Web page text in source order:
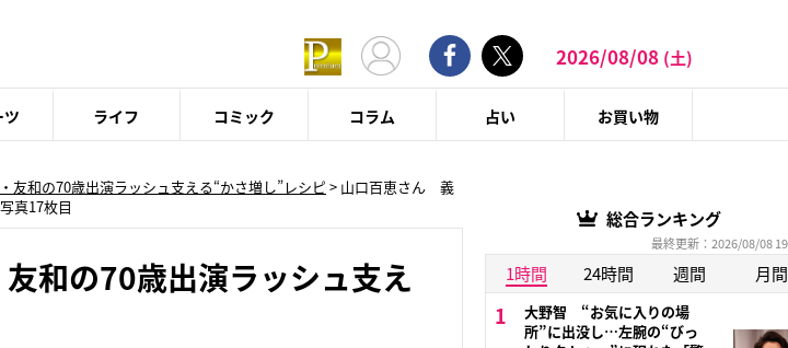
2026/08/08 (土)
ツ ライフ コミック コラム 占い お買い物
和の70歳出演ラッシュ支える“かさ増し”レシピ > 山口百恵さん 義
真17枚目
和の70歳出演ラッシュ支え
総合ランキング
最終更新：2026/08/08
1時間 24時間 週間 月間
大野智 “お気に入りの場
所”に出没し…左腕の“びっ